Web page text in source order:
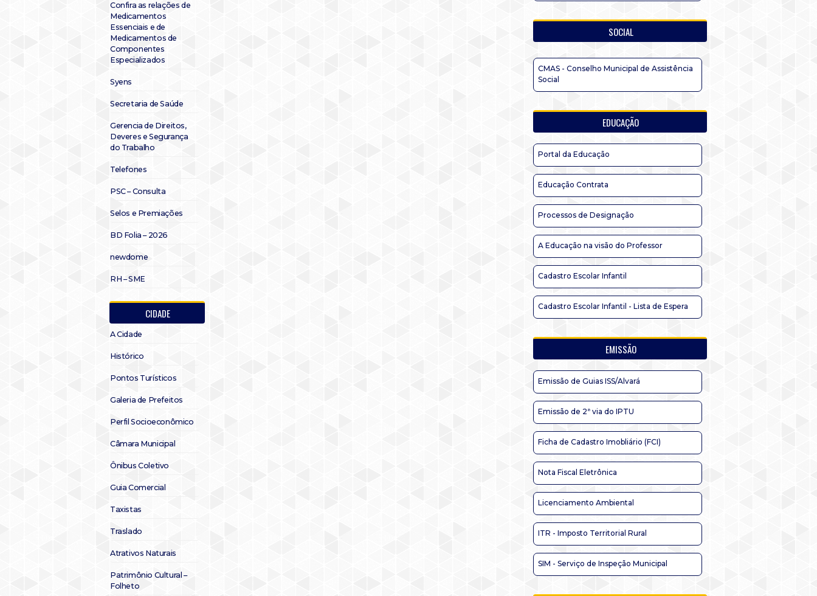
Confira as relações de
Medicamentos
Essenciais e de
Medicamentos de
Componentes
Especializados
Syens
Secretaria de Saúde
Gerencia de Direitos,
Deveres e Segurança
do Trabalho
Telefones
PSC – Consulta
Selos e Premiações
BD Folia – 2026
newdome
RH – SME
CIDADE
A Cidade
Histórico
Pontos Turísticos
Galeria de Prefeitos
Perfil Socioeconômico
Câmara Municipal
Ônibus Coletivo
Guia Comercial
Taxistas
Traslado
Atrativos Naturais
Patrimônio Cultural –
Folheto
SOCIAL
CMAS - Conselho Municipal de Assistência
Social
EDUCAÇÃO
Portal da Educação
Educação Contrata
Processos de Designação
A Educação na visão do Professor
Cadastro Escolar Infantil
Cadastro Escolar Infantil - Lista de Espera
EMISSÃO
Emissão de Guias ISS/Alvará
Emissão de 2ª via do IPTU
Ficha de Cadastro Imobliário (FCI)
Nota Fiscal Eletrônica
Licenciamento Ambiental
ITR - Imposto Territorial Rural
SIM - Serviço de Inspeção Municipal